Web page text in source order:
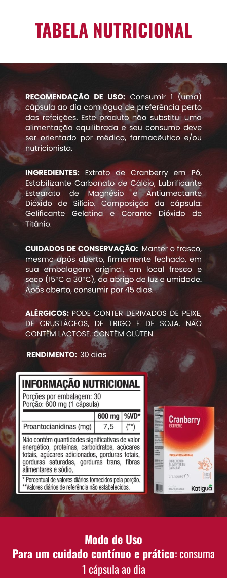
TABELA NUTRICIONAL
Modo de Uso
Para um cuidado contínuo e prático: consuma
1 cápsula ao dia